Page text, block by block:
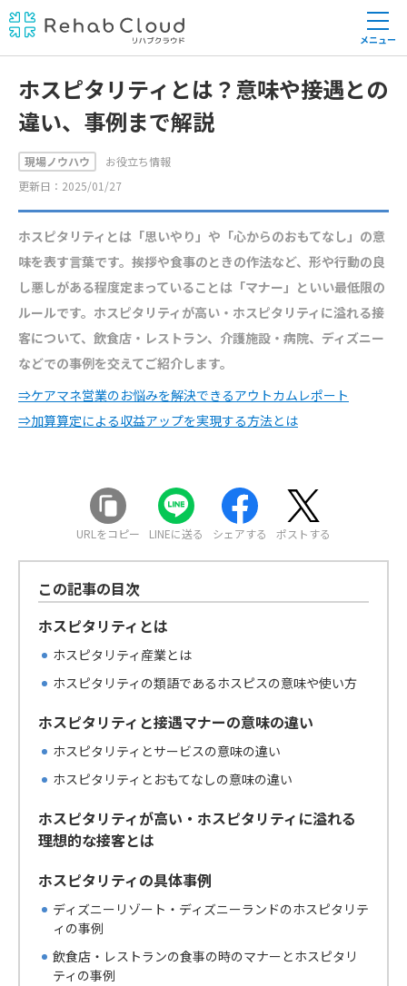
メニュー
ホスピタリティとは？意味や接遇との
違い、事例まで解説
現場ノウハウ
お役立ち情報
更新日：2025/01/27
ホスピタリティとは「思いやり」や「心からのおもてなし」の意
味を表す言葉です。挨拶や食事のときの作法など、形や行動の良
し悪しがある程度定まっていることは「マナー」といい最低限の
ルールです。ホスピタリティが高い・ホスピタリティに溢れる接
客について、飲食店・レストラン、介護施設・病院、ディズニー
などでの事例を交えてご紹介します。
⇒ケアマネ営業のお悩みを解決できるアウトカムレポート
⇒加算算定による収益アップを実現する方法とは
URLをコピー LINEに送る シェアする ポストする
この記事の目次
ホスピタリティとは
ホスピタリティ産業とは
ホスピタリティの類語であるホスピスの意味や使い方
ホスピタリティと接遇マナーの意味の違い
ホスピタリティとサービスの意味の違い
ホスピタリティとおもてなしの意味の違い
ホスピタリティが高い・ホスピタリティに溢れる
理想的な接客とは
ホスピタリティの具体事例
ディズニーリゾート・ディズニーランドのホスピタリテ
ィの事例
飲食店・レストランの食事の時のマナーとホスピタリ
ティの事例